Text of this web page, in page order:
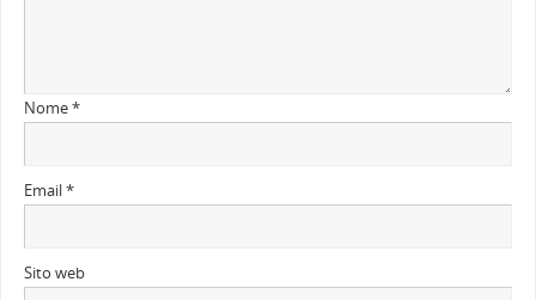
Nome*
Email*
Sito web